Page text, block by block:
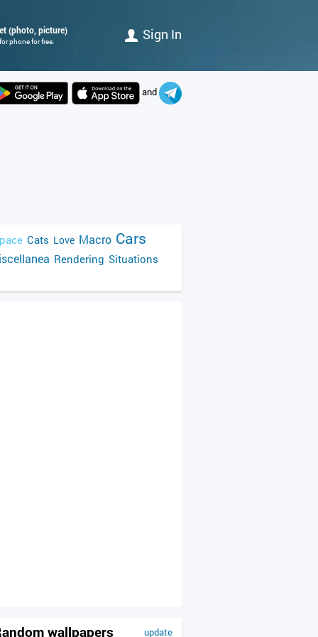
(photo, picture)
phone for free. Sign In
and
Cats Love Macro Cars
Rendering Situations
update
wallpapers